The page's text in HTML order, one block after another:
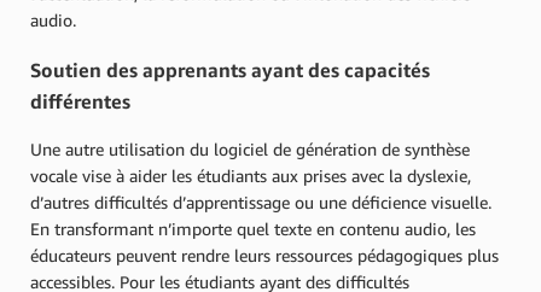
audio.
Soutien des apprenants ayant des capacités
différentes
Une autre utilisation du logiciel de génération de synthèse
vocale vise à aider les étudiants aux prises avec la dyslexie,
d’autres difficultés d’apprentissage ou une déficience visuelle.
En transformant n’importe quel texte en contenu audio, les
éducateurs peuvent rendre leurs ressources pédagogiques plus
accessibles. Pour les étudiants ayant des difficultés